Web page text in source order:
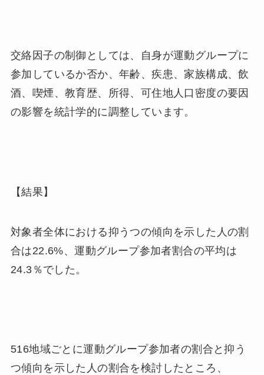
交絡因子の制御としては、自身が運動グループに
参加しているか否か、年齢、疾患、家族構成、飲
酒、喫煙、教育歴、所得、可住地人口密度の要因
の影響を統計学的に調整しています。
【結果】
対象者全体における抑うつの傾向を示した人の割
合は22.6%、運動グループ参加者割合の平均は
24.3％でした。
516地域ごとに運動グループ参加者の割合と抑う
つ傾向を示した人の割合を検討したところ、